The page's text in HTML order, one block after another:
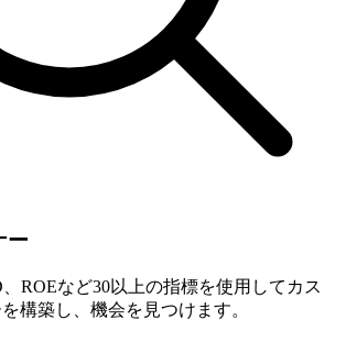
ー
ROEなど30以上の指標を使用してカス
構築し、機会を見つけます。